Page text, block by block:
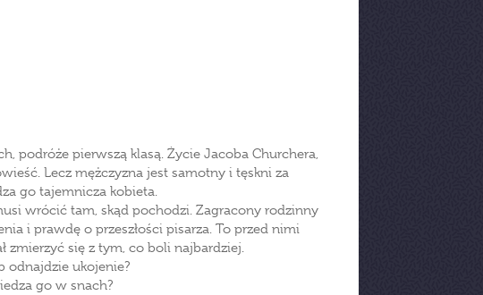
podróże pierwszą klasą. Życie Jacoba Churchera,
Lecz mężczyzna jest samotny i tęskni za
go tajemnicza kobieta.
wrócić tam, skąd pochodzi. Zagracony rodzinny
i prawdę o przeszłości pisarza. To przed nimi
zmierzyć się z tym, co boli najbardziej.
odnajdzie ukojenie?
go w snach?